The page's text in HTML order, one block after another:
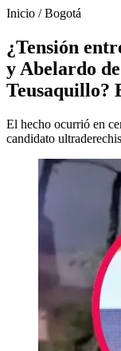
Inicio /Bogotá
¿Tensión
y Abelardo
Teusaquillo?
El hecho ocurrió en
candidato